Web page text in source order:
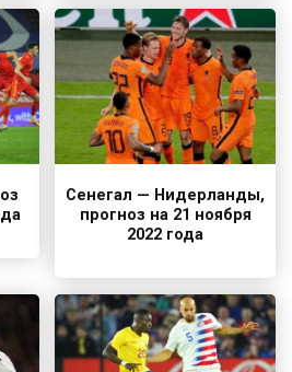
Сенегал — Нидерланды,
прогноз на 21 ноября
2022 года